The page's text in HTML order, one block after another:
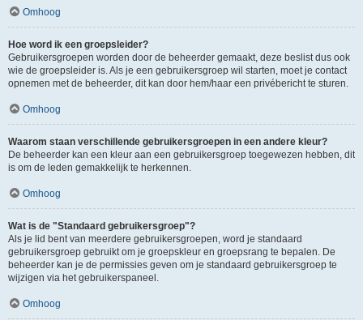
Omhoog
Hoe word ik een groepsleider?
Gebruikersgroepen worden door de beheerder gemaakt, deze beslist dus ook
wie de groepsleider is. Als je een gebruikersgroep wil starten, moet je contact
opnemen met de beheerder, dit kan door hem/haar een privébericht te sturen.
Omhoog
Waarom staan verschillende gebruikersgroepen in een andere kleur?
De beheerder kan een kleur aan een gebruikersgroep toegewezen hebben, dit
is om de leden gemakkelijk te herkennen.
Omhoog
Wat is de "Standaard gebruikersgroep"?
Als je lid bent van meerdere gebruikersgroepen, word je standaard
gebruikersgroep gebruikt om je groepskleur en groepsrang te bepalen. De
beheerder kan je de permissies geven om je standaard gebruikersgroep te
wijzigen via het gebruikerspaneel.
Omhoog